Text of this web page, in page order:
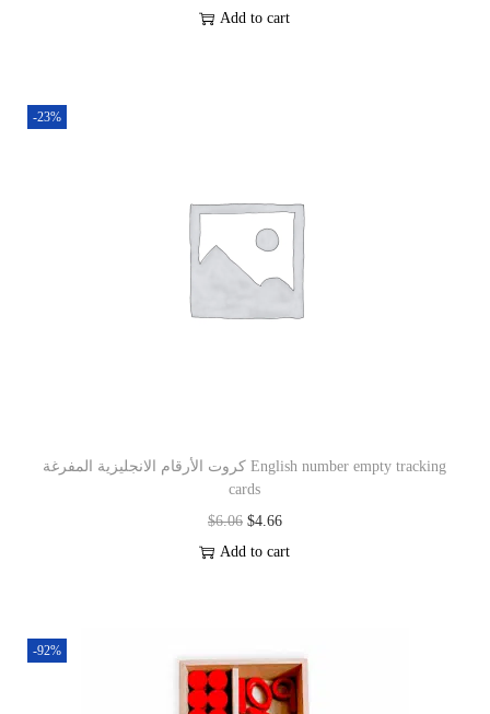
Add to cart
-23%
كروت الأرقام الانجليزية المفرغة English number empty tracking
cards
$6.06 $4.66
Add to cart
-92%